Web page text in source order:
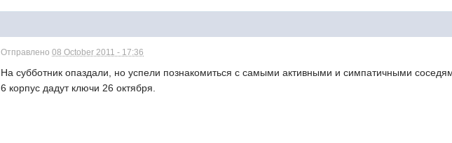
Отправлено08 October 2011 - 17:36
На субботник опаздали, но успели познакомиться с самыми активными и симпатичными
6 корпус дадут ключи 26 октября.